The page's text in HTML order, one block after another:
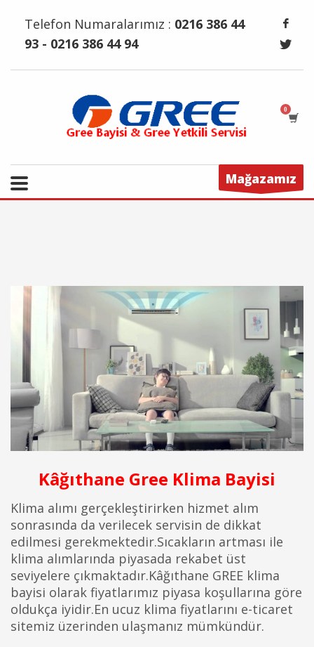
Telefon Numaralarımız : 0216 386 44
93 - 0216 386 44 94
Mağazamız
Kâğıthane Gree Klima Bayisi
Klima alımı gerçekleştirirken hizmet alım
sonrasında da verilecek servisin de dikkat
edilmesi gerekmektedir.Sıcakların artması ile
klima alımlarında piyasada rekabet üst
seviyelere çıkmaktadır.Kâğıthane GREE klima
bayisi olarak fiyatlarımız piyasa koşullarına göre
oldukça iyidir.En ucuz klima fiyatlarını e-ticaret
sitemiz üzerinden ulaşmanız mümkündür.